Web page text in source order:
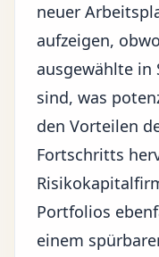
neuer
aufzeigen,
ausgewählte in
sind, was
den Vorteilen
Fortschritts
Portfolios
einem